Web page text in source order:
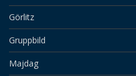
Görlitz
Gruppbild
Majdag